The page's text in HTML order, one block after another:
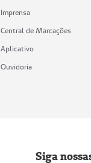
Imprensa
Central de Marcações
Aplicativo
Ouvidoria
Siga